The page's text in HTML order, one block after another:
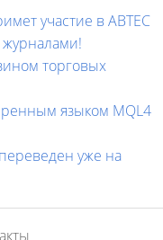
участие в ABTEC
торговых
языком MQL4
уже на